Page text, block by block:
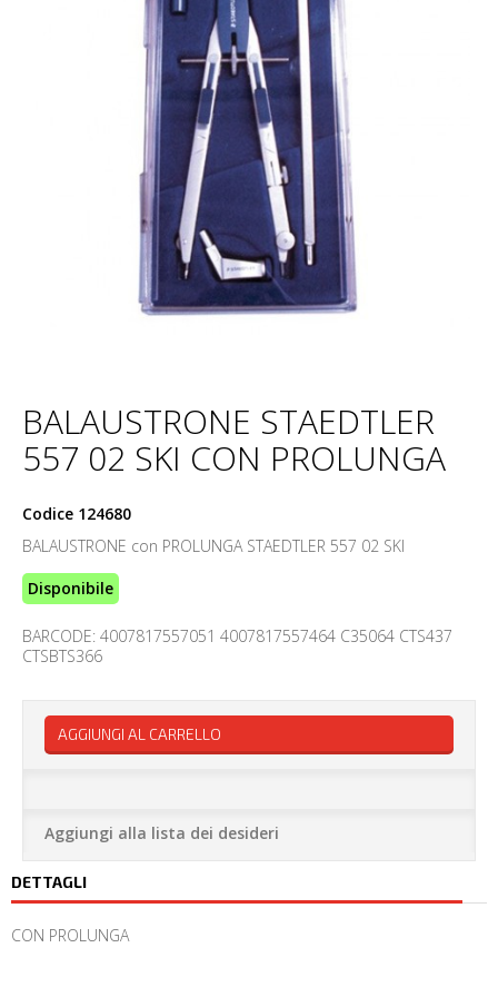
BALAUSTRONE STAEDTLER
557 02 SKI CON PROLUNGA
Codice 124680
BALAUSTRONE con PROLUNGA STAEDTLER 557 02 SKI
Disponibile
BARCODE: 4007817557051 4007817557464 C35064 CTS437
CTSBTS366
AGGIUNGI AL CARRELLO
Aggiungi alla lista dei desideri
DETTAGLI
CON PROLUNGA